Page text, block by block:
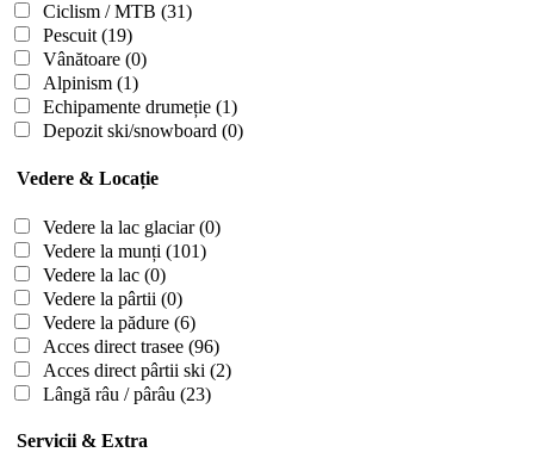
Ciclism / MTB (31)
Pescuit(19)
Vânătoare (0)
Alpinism (1)
Echipamente drumeție (1)
Depozit ski/snowboard (0)
Vedere & Locație
Vedere la lac glaciar(0)
Vedere la munți (101)
Vedere la lac (0)
Vedere la pârtii (0)
Vedere la pădure (6)
Acces direct trasee (96)
Acces direct pârtii ski (2)
Lângă râu / pârâu (23)
Servicii & Extra